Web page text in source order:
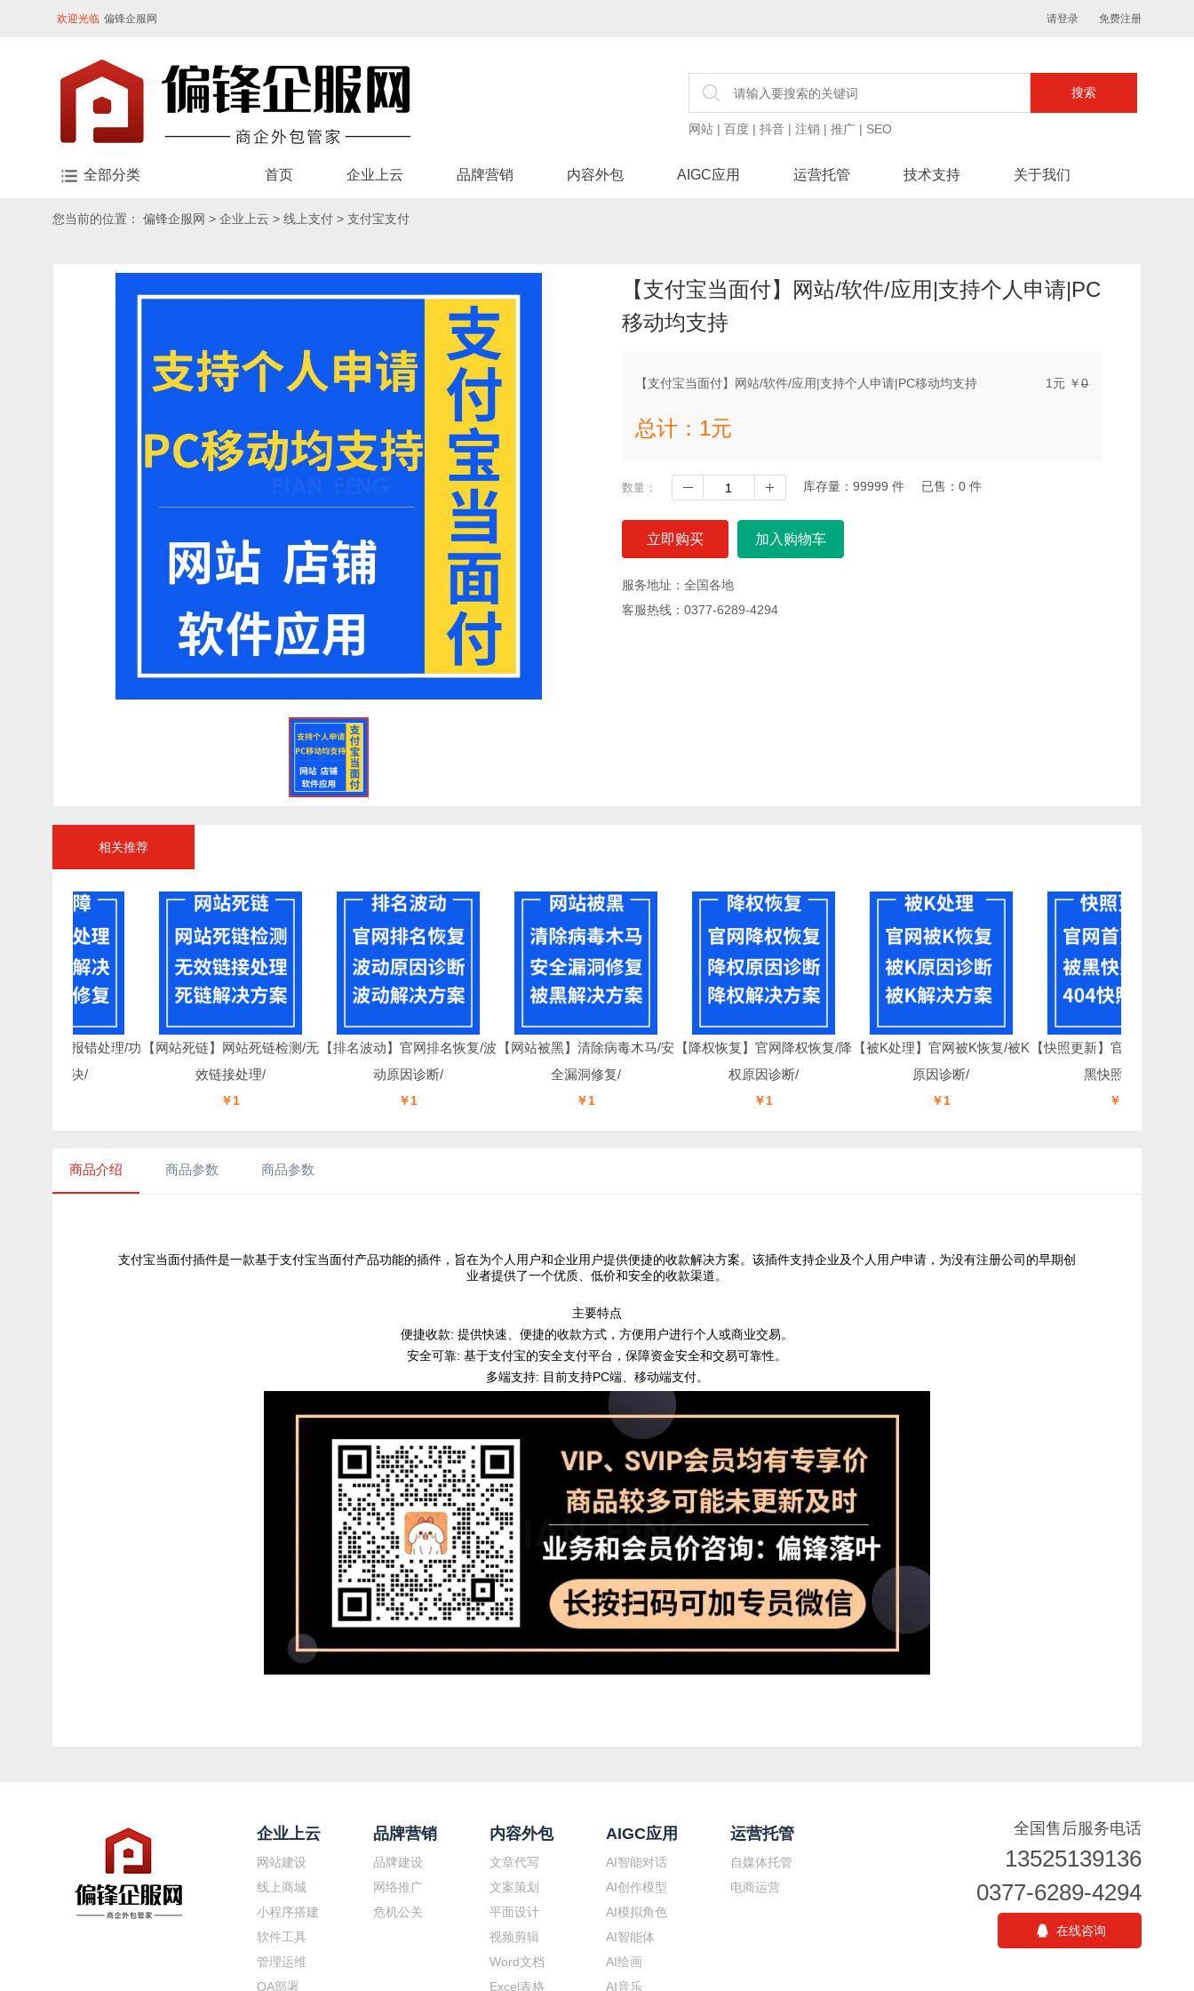
欢迎光临 偏锋企服网 请登录 免费注册
网站 | 百度 | 抖音 | 注销 | 推广 | SEO
全部分类 首页 企业上云 品牌营销 内容外包 AIGC应用 运营托管 技术支持 关于我们
您当前的位置： 偏锋企服网 > 企业上云 > 线上支付 > 支付宝支付
【支付宝当面付】网站/软件/应用|支持个人申请|PC
移动均支持
【支付宝当面付】网站/软件/应用|支持个人申请|PC移动均支持 1 元 ￥0
总计： 1元
数量： 库存量： 99999 件 已售： 0 件
立即购买 加入购物车
服务地址：全国各地
客服热线：0377-6289-4294
相关推荐
】网站报错处理/功【网站死链】网站死链检测/无
效链接处理/
【排名波动】官网排名恢复/波
动原因诊断/
【网站被黑】清除病毒木马/安
全漏洞修复/
【降权恢复】官网降权恢复/降
权原因诊断/
【被K处理】官网被K恢复/被K
原因诊断/
【快照更新】官网首页更新/被
黑快照更新/
商品介绍 商品参数 商品参数
支付宝当面付插件是一款基于支付宝当面付产品功能的插件，旨在为个人用户和企业用户提供便捷的收款解决方案。该插件支持企业及个人用户申请，为没有注册公司的早期创
业者提供了一个优质、低价和安全的收款渠道。
主要特点
便捷收款: 提供快速、便捷的收款方式，方便用户进行个人或商业交易。
安全可靠: 基于支付宝的安全支付平台，保障资金安全和交易可靠性。
多端支持: 目前支持PC端、移动端支付。
企业上云
网站建设
线上商城
小程序搭建
软件工具
管理运维
OA部署
品牌营销
品牌建设
网络推广
危机公关
内容外包
文章代写
文案策划
平面设计
视频剪辑
Word文档
Excel表格
AIGC应用
AI智能对话
AI创作模型
AI模拟角色
AI智能体
AI绘画
AI音乐
运营托管
自媒体托管
电商运营
全国售后服务电话
13525139136
0377-6289-4294
在线咨询